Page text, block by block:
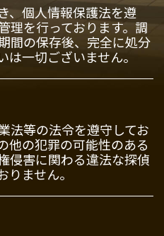
、個人情報保護法を遵
理を行っております。調
間の保存後、完全に処分
一切ございません。
法等の法令を遵守してお
他の犯罪の可能性のある
侵害に関わる違法な探偵
ません。